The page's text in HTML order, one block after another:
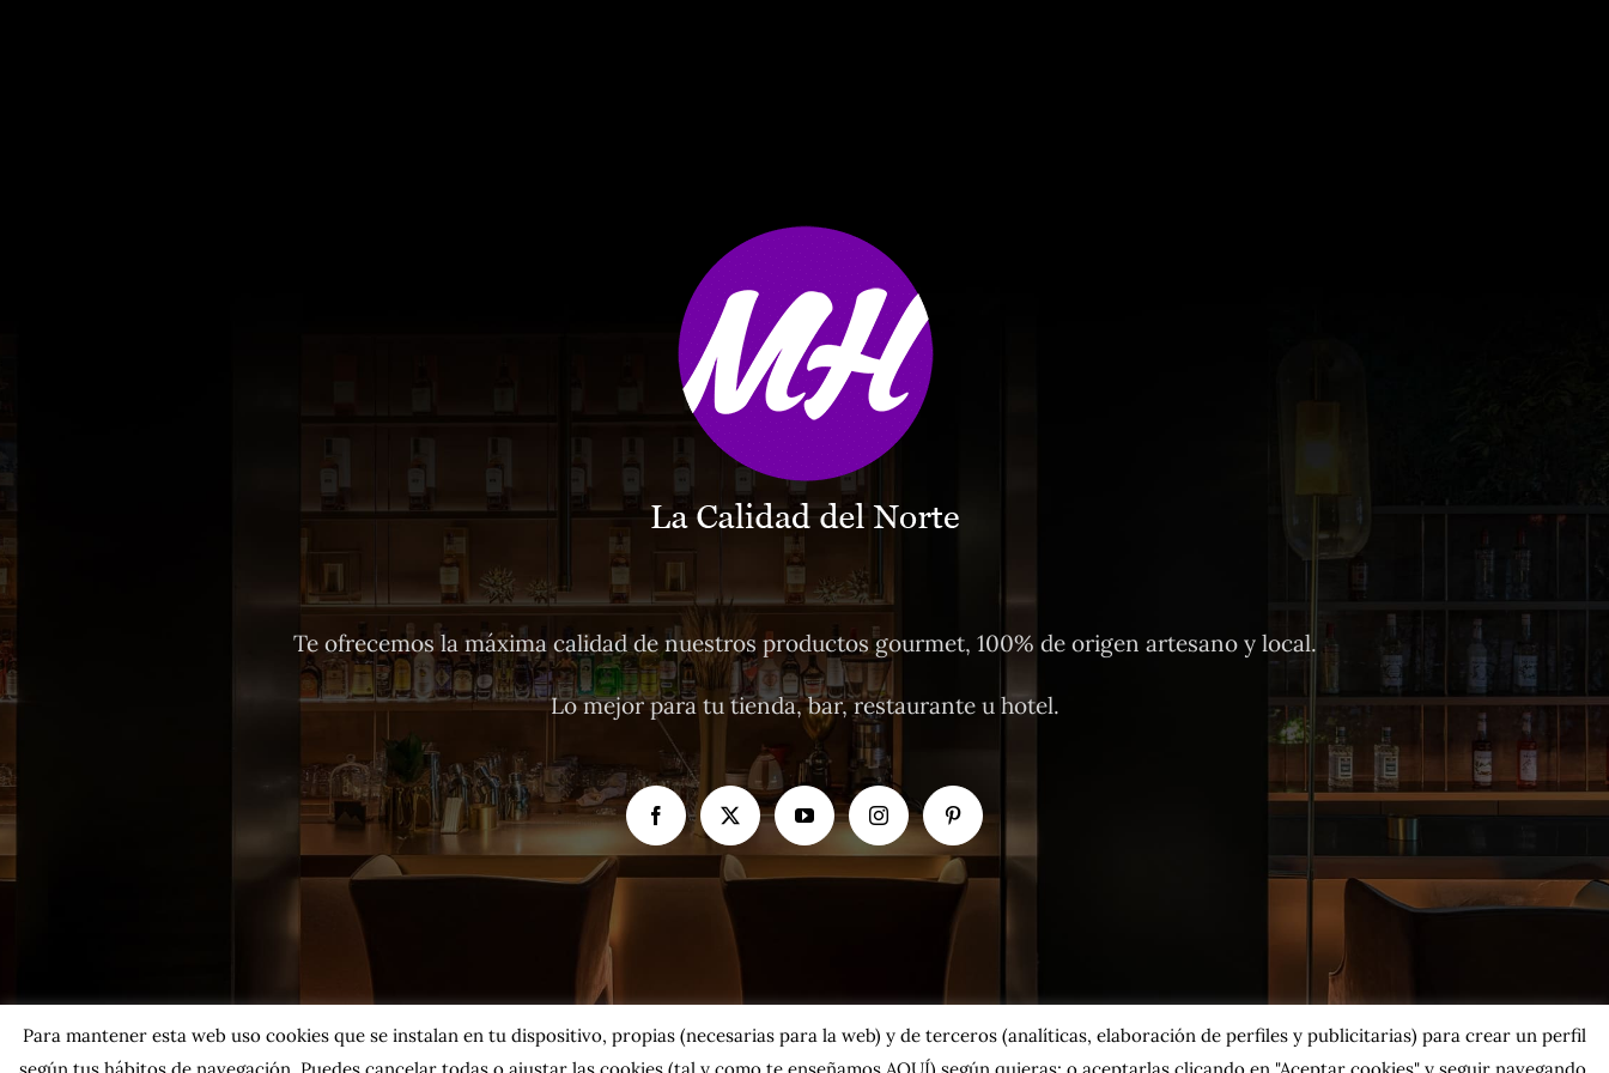
Te ofrecemos la máxima calidad de nuestros productos gourmet, 100% de origen artesano y local.
Lo mejor para tu tienda, bar, restaurante u hotel.
Para mantener esta web uso cookies que se instalan en tu dispositivo, propias (necesarias para la web) y de terceros (analíticas, elaboración de perfiles y publicitarias) para crear un perfil
según tus hábitos de navegación. Puedes cancelar todas o ajustar las cookies(tal y como te enseñamos AQUÍ) según quieras; o aceptarlas clicando en "Aceptar cookies" y seguir navegando.